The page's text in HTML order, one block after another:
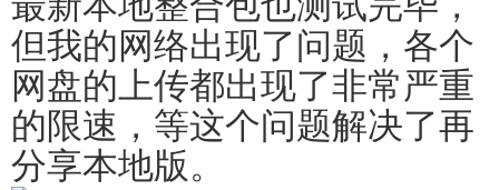
但我的网络出现了问题，各个
网盘的上传都出现了非常严重
的限速，等这个问题解决了再
分享本地版。